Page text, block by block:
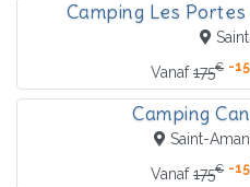
Camping Les
Vanaf175€ -
Camping
Saint-
Vanaf175€ -